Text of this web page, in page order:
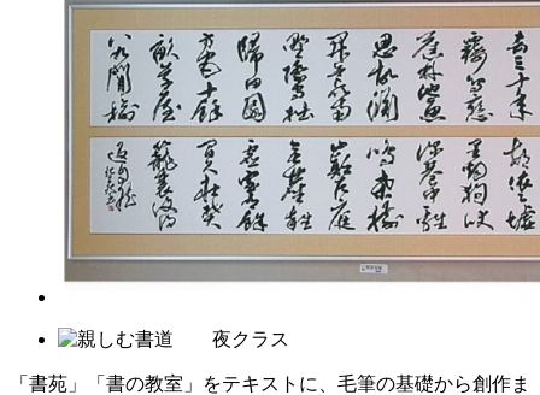
「書苑」「書の教室」をテキストに、毛筆の基礎から創作ま